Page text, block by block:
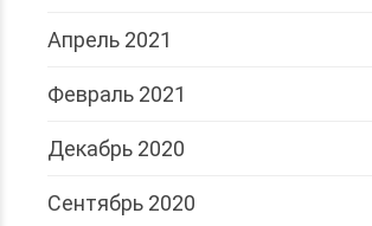
Апрель 2021
Февраль 2021
Декабрь 2020
Сентябрь 2020